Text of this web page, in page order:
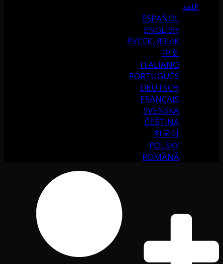
اللغة
ESPAÑOL
ENGLISH
РУССК. ЯЗЫК
中文
ITALIANO
PORTUGUÉS
DEUTSCH
FRANÇAIS
SVENSKA
ČEŠTINA
한국어
POLSKY
ROMÂNĂ